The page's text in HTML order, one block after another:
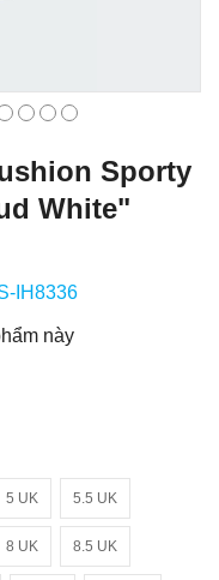
Sporty
White"
IH8336
này
5 UK 5.5 UK
8 UK 8.5 UK